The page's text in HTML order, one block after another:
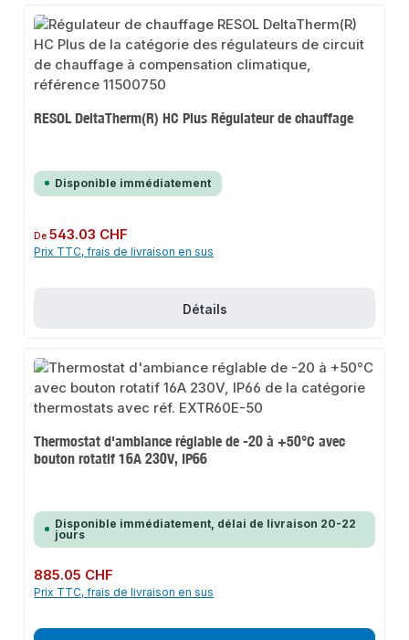
RESOL DeltaTherm(R) HC Plus Régulateur de chauffage
Disponible immédiatement
Prix régulier :
De543.03 CHF
Prix TTC, frais de livraison en sus
Détails
Thermostat d'ambiance réglable de -20 à +50°C avec
bouton rotatif 16A 230V, IP66
Disponible immédiatement, délai de livraison 20-22
jours
Prix régulier :
885.05 CHF
Prix TTC, frais de livraison en sus